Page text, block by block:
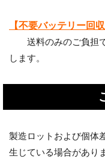
【不要バッテリー回
送料のみのご負担で
します。
製造ロットおよび個体
生じている場合があり